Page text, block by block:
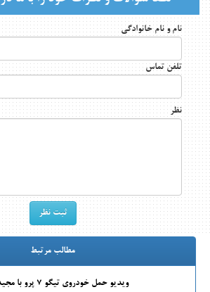
نام و نام خانوادگی
تلفن تماس
نظر
مطالب مرتبط
ویدیو حمل خودروی تیگو 7 پرو با مجید امداد